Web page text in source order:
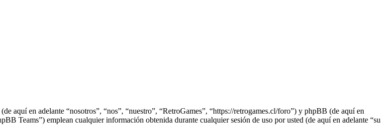
aquí en adelante “nosotros”, “nos”, “nuestro”, “RetroGames”, “https://retrogames.cl/foro”) y phpBB (de aquí en
Teams”) emplean cualquier información obtenida durante cualquier sesión de uso por usted (de aquí en adelante “su